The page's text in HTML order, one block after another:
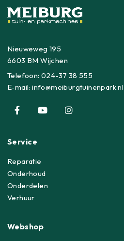
Nieuweweg 195
6603 BM Wijchen
Telefoon:024-37 38 555
E-mail:info@meiburgtuinenpark.nl
Service
Reparatie
Onderhoud
Onderdelen
Verhuur
Webshop